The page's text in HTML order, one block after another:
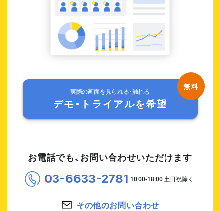
実際の画面を見られる・触れる
デモ・トライアルを希望
お電話でも、お問い合わせいただけます
03-6633-2781
その他のお問い合わせ